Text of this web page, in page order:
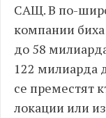
САЩ. В по-
компании
до 58
122 милиарда
се преместят
локации или